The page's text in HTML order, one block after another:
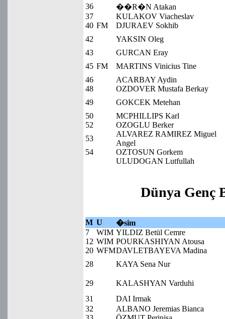
36
��R�N Atakan
37
KULAKOV Viacheslav
40 FM
DJURAEV Sokhib
42
YAKSIN Oleg
43
GURCAN Eray
45 FM
MARTINS Vinicius Tine
46
ACARBAY Aydin
48
OZDOVER Mustafa Berkay
49
GOKCEK Metehan
50
MCPHILLIPS Karl
52
OZOGLU Berker
53
ALVAREZ RAMIREZ Miguel
Angel
54
OZTOSUN Gorkem
ULUDOGAN Lutfullah
Dünya
M U
�sim
7
WIM YILDIZ Betül Cemre
12 WIM POURKASHIYAN Atousa
20 WFMDAVLETBAYEVA Madina
28
KAYA Sena Nur
29
KALASHYAN Varduhi
31
DAI Irmak
32
ALBANO Jeremias Bianca